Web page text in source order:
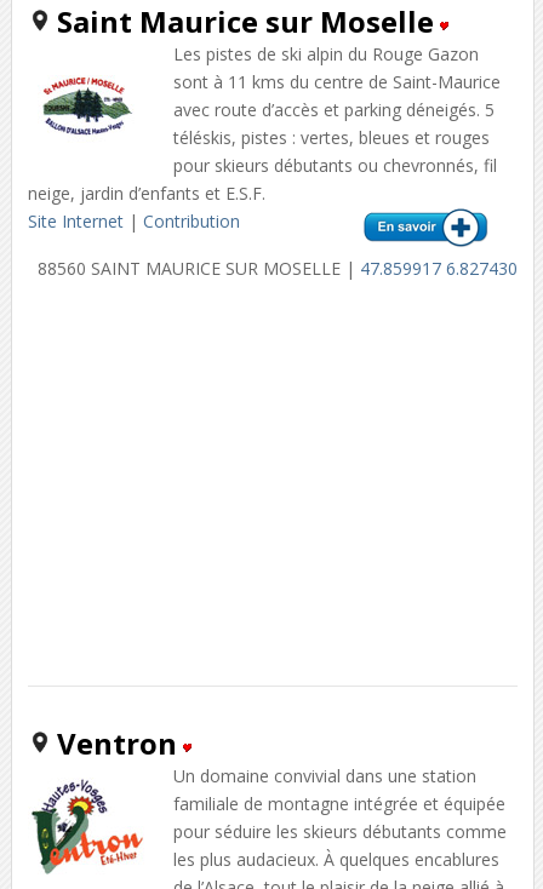
Saint Maurice sur Moselle
Les pistes de ski alpin du Rouge Gazon
sont à 11 kms du centre de Saint-Maurice
avec route d’accès et parking déneigés. 5
téléskis, pistes : vertes, bleues et rouges
pour skieurs débutants ou chevronnés, fil
neige, jardin d’enfants et E.S.F.
Site Internet| Contribution
88560 SAINT MAURICE SUR MOSELLE | 47.859917 6.827430
Ventron
Un domaine convivial dans une station
familiale de montagne intégrée et équipée
pour séduire les skieurs débutants comme
les plus audacieux. À quelques encablures